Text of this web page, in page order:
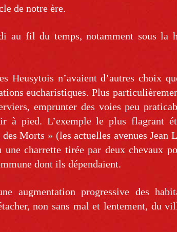
de notre ère.
au fil du temps, notamment sous la
n’avaient d’autres choix
eucharistiques. Plus
emprunter des voies peu
à pied. L’exemple le plus flagrant
Morts » (les actuelles avenues Jean
charrette tirée par deux chevaux
dont ils dépendaient.
augmentation progressive des
non sans mal et lentement, du